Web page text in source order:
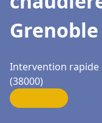
Grenoble
Intervention rapide
(38000)